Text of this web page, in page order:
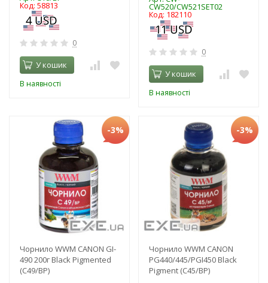
Код: 58813
0
У кошик
В наявності
CW520/CW521SET02
Код: 182110
0
У кошик
В наявності
-3%
Чорнило WWM CANON GI-
490 200г Black Pigmented
(C49/BP)
-3%
Чорнило WWM CANON
PG440/445/PGI450 Black
Pigment (C45/BP)